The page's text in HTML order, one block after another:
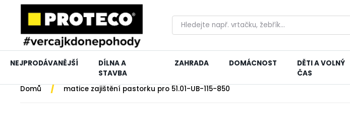
NEJPRODÁVANĚJŠÍ
DÍLNA A
STAVBA
ZAHRADA DOMÁCNOST
DĚTI A VOLNÝ
ČAS
Domů / matice zajištění pastorku pro 51.01-UB-115-850